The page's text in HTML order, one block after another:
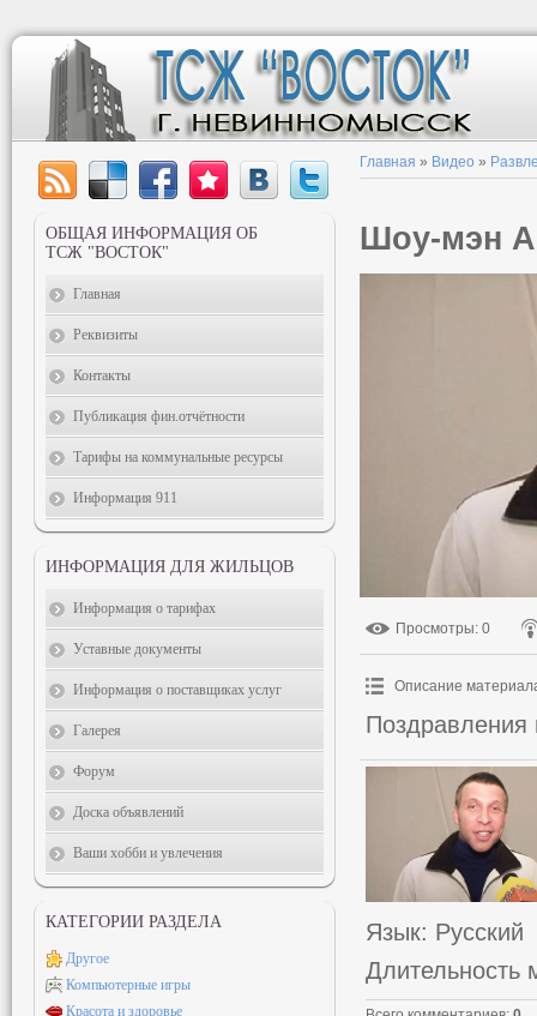
Главная » Видео »
Шоу-мэн
Просмотры: 0
Описание
Язык: Русский
Длительность
ОБЩАЯ ИНФОРМАЦИЯ ОБ
ТСЖ "ВОСТОК"
Главная
Реквизиты
Контакты
Публикация фин.отчётности
Тарифы на коммунальные ресурсы
Информация 911
ИНФОРМАЦИЯ ДЛЯ ЖИЛЬЦОВ
Информация о тарифах
Уставные документы
Информация о поставщиках услуг
Галерея
Форум
Доска объявлений
Ваши хобби и увлечения
КАТЕГОРИИ РАЗДЕЛА
Другое
Компьютерные игры
Красота и здоровье